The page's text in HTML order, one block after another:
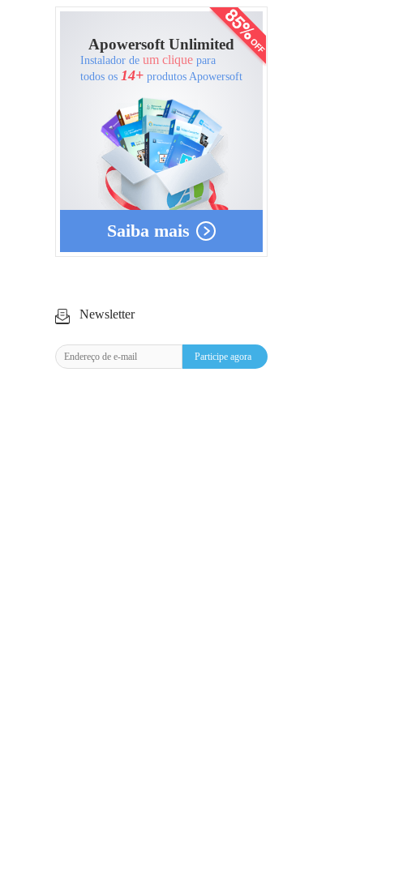
Saiba mais
Apowersoft Unlimited
Instalador de um clique para
todos os 14+ produtos Apowersoft
Newsletter
Participe agora